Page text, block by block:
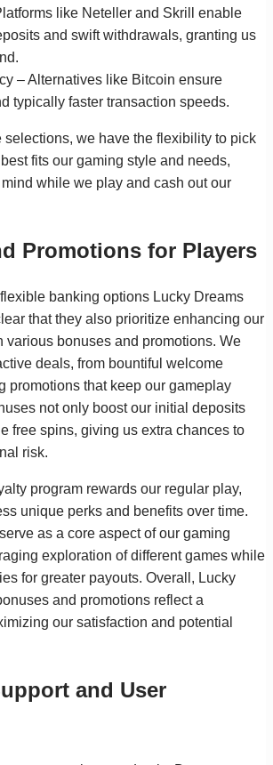
like Neteller and Skrill enable
and swift withdrawals, granting us
– Alternatives like Bitcoin ensure
typically faster transaction speeds.
selections, we have the flexibility to pick
fits our gaming style and needs,
while we play and cash out our
Promotions for Players
banking options Lucky Dreams
that they also prioritize enhancing our
various bonuses and promotions. We
deals, from bountiful welcome
promotions that keep our gameplay
not only boost our initial deposits
free spins, giving us extra chances to
risk.
program rewards our regular play,
unique perks and benefits over time.
as a core aspect of our gaming
exploration of different games while
for greater payouts. Overall, Lucky
and promotions reflect a
our satisfaction and potential
and User